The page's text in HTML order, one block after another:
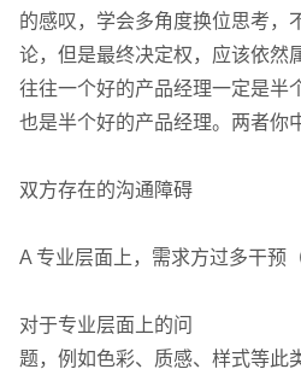
的感叹，学会多角度换位思考，
论，但是最终决定权，应该依然
往往一个好的产品经理一定是半
也是半个好的产品经理。两者你
双方存在的沟通障碍
A 专业层面上，需求方过多干预
对于专业层面上的问
题，例如色彩、质感、样式等此